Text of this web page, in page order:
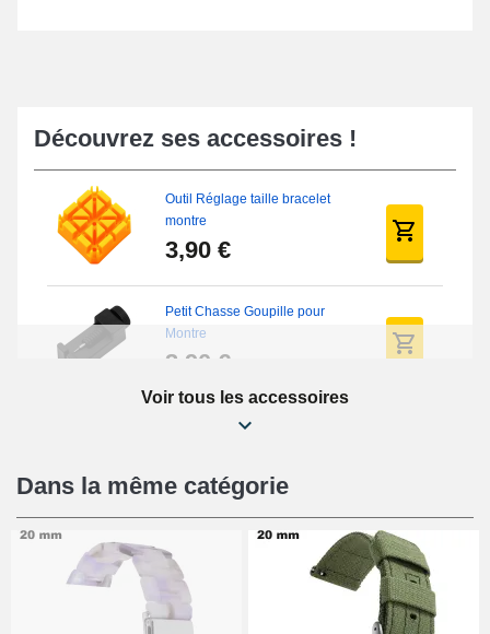
Découvrez ses accessoires !
Outil Réglage taille bracelet
montre
3,90 €
Petit Chasse Goupille pour
Montre
3,90 €
Chasses Goupille Long Montre
19,08 €
Chasse-Goupille Montre
4,90 €
Voir tous les accessoires
Dans la même catégorie